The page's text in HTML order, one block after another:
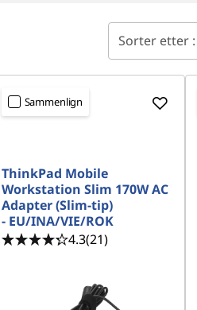
Sorter etter :
Sammenlign
ThinkPad Mobile
Workstation Slim 170W AC
Adapter (Slim-tip)
- EU/INA/VIE/ROK
4.3(21)